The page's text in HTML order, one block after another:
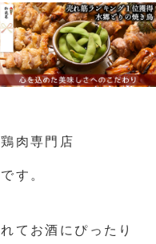
肉専門店
す。
てお酒にぴったり